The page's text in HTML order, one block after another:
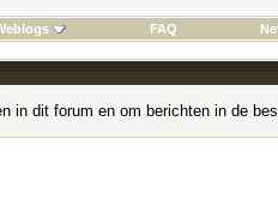
FAQ
in dit forum en om berichten in de